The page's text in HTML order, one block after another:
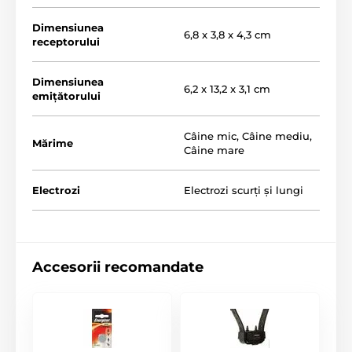
dresați câinele fără lesăpe o distanță de
până la 1500 metri.Această rază este
Num Axes Canicom 1500 oferă corecții
prin
avertizare sonoră și impuls
Dimensiunea
receptorului
6,8 x 3,8 x 4,3 cm
Dimensiunea
emițătorului
6,2 x 13,2 x 3,1 cm
Mărime
Câine mic, Câine mediu,
Câine mare
Electrozi Electrozi scurți și lungi
Accesorii recomandate